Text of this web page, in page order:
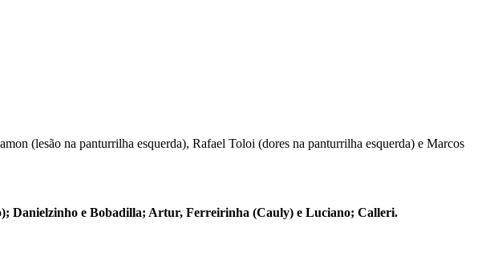
(lesão na panturrilha esquerda), Rafael Toloi (dores na panturrilha esquerda) e Marcos
Danielzinho e Bobadilla; Artur, Ferreirinha (Cauly) e Luciano; Calleri.